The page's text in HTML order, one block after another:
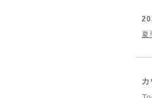
夏
カ